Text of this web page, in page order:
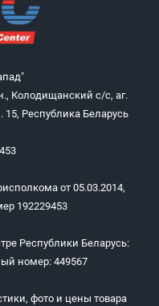
Колодищанский с/с, аг.
Республика Беларусь
от 05.03.2014,
192229453
Республики Беларусь:
номер: 449567
фото и цены товара